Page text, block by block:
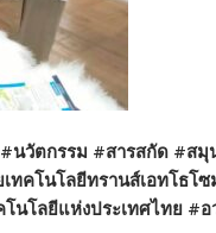
นวัตกรรม #สารสกัด #
ทคโนโลยีทรานส์เอทโธ
นโลยีแห่งประเทศไทย #อ